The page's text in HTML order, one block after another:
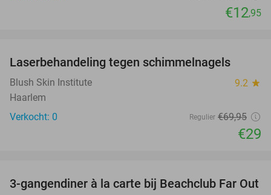
€12,95
TODAY
Laserbehandeling tegen schimmelnagels
Blush Skin Institute 9.2 star
Haarlem
Verkocht: 0
Regulier €69,95
€29
38%
3-gangendiner à la carte bij Beachclub Far Out